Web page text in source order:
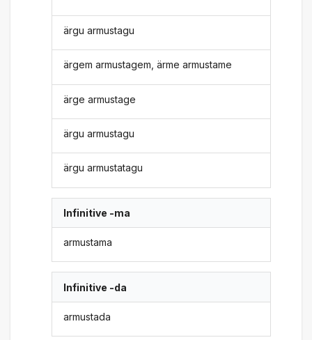
ärgu armustagu
ärgem armustagem, ärme armustame
ärge armustage
ärgu armustagu
ärgu armustatagu
Infinitive -ma
armustama
Infinitive -da
armustada